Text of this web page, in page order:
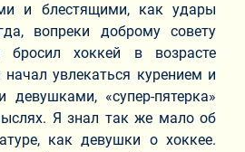
и блестящими, как удары
вопреки доброму совету
бросил хоккей в возрасте
увлекаться курением и
девушками, «супер-пятерка»
Я знал так же мало об
как девушки о хоккее.